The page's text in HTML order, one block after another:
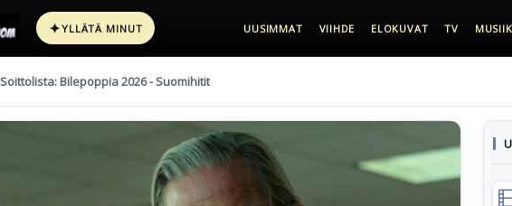
✦YLLÄTÄ MINUT UUSIMMAT VIIHDE ELOKUVAT TV
Soittolista: Bilepoppia 2026 - Suomihitit